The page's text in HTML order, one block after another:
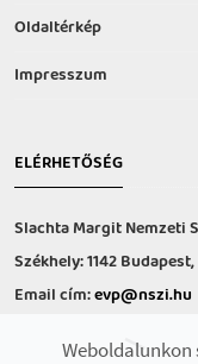
Oldaltérkép
Impresszum
ELÉRHETŐSÉG
Slachta Margit Nemzeti
Székhely: 1142
Email cím:evp@nszi.hu